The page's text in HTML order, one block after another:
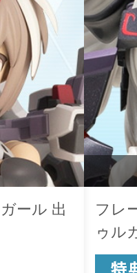
ール 出
フレ
ゥル